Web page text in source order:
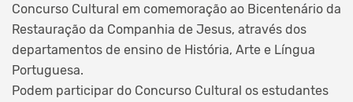
Concurso Cultural em comemoração ao Bicentenário da
Restauração da Companhia de Jesus, através dos
departamentos de ensino de História, Arte e Língua
Portuguesa.
Podem participar do Concurso Cultural os estudantes